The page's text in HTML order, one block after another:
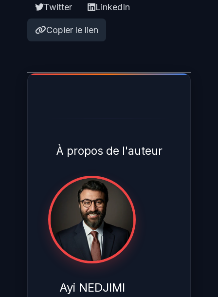
Twitter LinkedIn
Copier le lien
À propos de l'auteur
Ayi NEDJIMI